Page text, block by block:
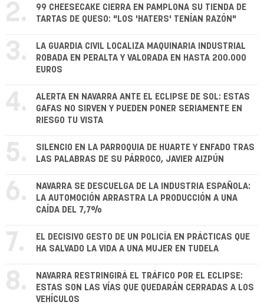
2.
99 CHEESECAKE CIERRA EN PAMPLONA SU TIENDA DE
TARTAS DE QUESO: "LOS 'HATERS' TENÍAN RAZÓN"
3.
LA GUARDIA CIVIL LOCALIZA MAQUINARIA INDUSTRIAL
ROBADA EN PERALTA Y VALORADA EN HASTA 200.000
EUROS
4.
ALERTA EN NAVARRA ANTE EL ECLIPSE DE SOL: ESTAS
GAFAS NO SIRVEN Y PUEDEN PONER SERIAMENTE EN
RIESGO TU VISTA
5.
SILENCIO EN LA PARROQUIA DE HUARTE Y ENFADO TRAS
LAS PALABRAS DE SU PÁRROCO, JAVIER AIZPÚN
6.
NAVARRA SE DESCUELGA DE LA INDUSTRIA ESPAÑOLA:
LA AUTOMOCIÓN ARRASTRA LA PRODUCCIÓN A UNA
CAÍDA DEL 7,7%
7.
EL DECISIVO GESTO DE UN POLICÍA EN PRÁCTICAS QUE
HA SALVADO LA VIDA A UNA MUJER EN TUDELA
8.
NAVARRA RESTRINGIRÁ EL TRÁFICO POR EL ECLIPSE:
ESTAS SON LAS VÍAS QUE QUEDARÁN CERRADAS A LOS
VEHÍCULOS